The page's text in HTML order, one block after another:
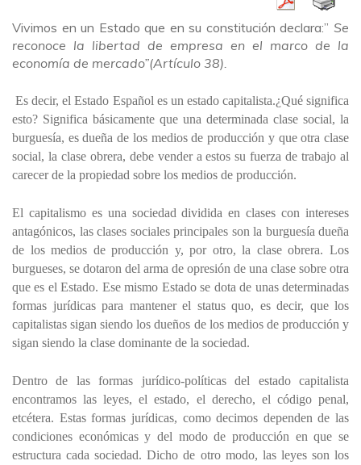
Vivimos en un Estado que en su constitución declara:” Se
reconoce la libertad de empresa en el marco de la
economía de mercado”(Artículo 38).
Es decir, el Estado Español es un estado capitalista.¿Qué significa
esto? Significa básicamente que una determinada clase social, la
burguesía, es dueña de los medios de producción y que otra clase
social, la clase obrera, debe vender a estos su fuerza de trabajo al
carecer de la propiedad sobre los medios de producción.
El capitalismo es una sociedad dividida en clases con intereses
antagónicos, las clases sociales principales son la burguesía dueña
de los medios de producción y, por otro, la clase obrera. Los
burgueses, se dotaron del arma de opresión de una clase sobre otra
que es el Estado. Ese mismo Estado se dota de unas determinadas
formas jurídicas para mantener el status quo, es decir, que los
capitalistas sigan siendo los dueños de los medios de producción y
sigan siendo la clase dominante de la sociedad.
Dentro de las formas jurídico-políticas del estado capitalista
encontramos las leyes, el estado, el derecho, el código penal,
etcétera. Estas formas jurídicas, como decimos dependen de las
condiciones económicas y del modo de producción en que se
estructura cada sociedad. Dicho de otro modo, las leyes son los